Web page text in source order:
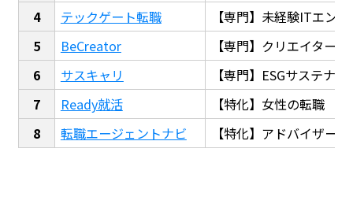
テックゲート転職
【専門】未経験ITエン
BeCreator
【専門】クリエイター
サスキャリ
【専門】ESGサステナ
Ready就活
【特化】女性の転職
転職エージェントナビ
【特化】アドバイザー